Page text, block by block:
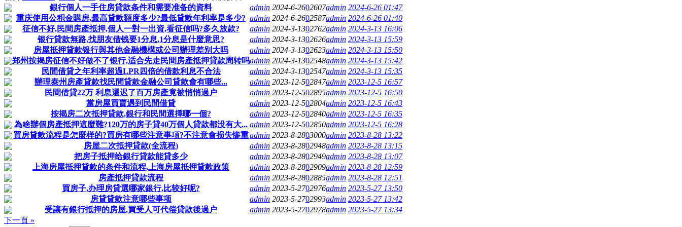
銀行個人一手住房貸款条件和需要准备的資料
admin 2024-6-2602607admin 2024-6-26 01:47
重庆使用公积金購房,最高貸款額度多少?最低貸款年利率是多少? admin 2024-6-2602587admin 2024-6-26 01:40
征信不好,民間房產抵押,個人一對一出資,看征信吗?多久放款?
admin 2024-3-1302762admin 2024-3-13 16:06
银行貸款無路,找朋友借钱要1分息,1分息是什麼意思?
admin 2024-3-1302626admin 2024-3-13 15:59
房屋抵押貸款银行與其他金融機構或公司辦理差别大吗
admin 2024-3-1302623admin 2024-3-13 15:50
郑州按揭房征信不好做不了银行,适合先走民間房產抵押貸款周转吗admin 2024-3-1302548admin 2024-3-13 15:42
民間借貸之年利率超過LPR四倍的借款利息不合法
admin 2024-3-1302547admin 2024-3-13 15:35
辦理泰州房產貸款找民間貸款金融公司貸款會有哪些...
admin 2023-12-502847admin 2023-12-5 16:57
民間借貸22万 利息還迟了百万房產竟被悄悄過户
admin 2023-12-502895admin 2023-12-5 16:50
當房屋買賣遇到民間借貸
admin 2023-12-502804admin 2023-12-5 16:43
按揭房二次抵押貸款,銀行和民間選擇哪一個?
admin 2023-12-502840admin 2023-12-5 16:35
為啥辦個房產抵押這麼難?120万的房子貸40万個人貸款都没有大... admin 2023-12-502850admin 2023-12-5 16:28
買房貸款流程是怎麼样的?買房有哪些注意事項?不注意會损失惨重admin 2023-8-2803000admin 2023-8-28 13:22
房屋二次抵押貸款(全流程)
admin 2023-8-2802948admin 2023-8-28 13:15
把房子抵押给銀行貸款能貸多少
admin 2023-8-2802949admin 2023-8-28 13:07
上海房屋抵押貸款的条件和流程,上海房屋抵押貸款政策
admin 2023-8-2802909admin 2023-8-28 12:59
房產抵押貸款流程
admin 2023-8-2802885admin 2023-8-28 12:51
買房子,办理房貸選哪家銀行,比较好呢?
admin 2023-5-2702976admin 2023-5-27 13:50
房貸貸款注意哪些事项
admin 2023-5-2702993admin 2023-5-27 13:42
受讓有銀行抵押的房屋,買受人可代偿貸款後過户
admin 2023-5-2702978admin 2023-5-27 13:34
下一頁 »